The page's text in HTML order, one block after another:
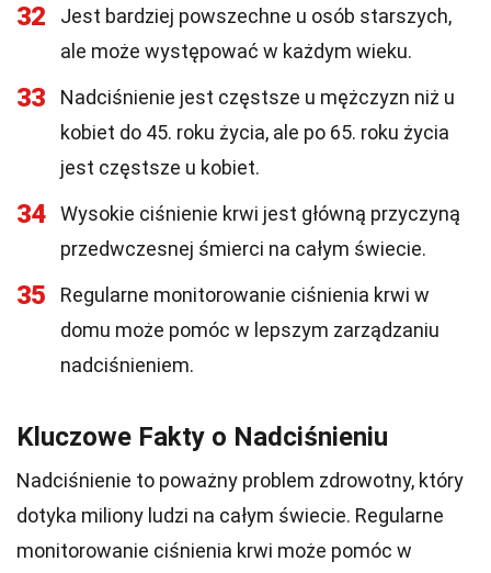
32
Jest bardziej powszechne u osób starszych,
ale może występować w każdym wieku.
33
Nadciśnienie jest częstsze u mężczyzn niż u
kobiet do 45. roku życia, ale po 65. roku życia
jest częstsze u kobiet.
34
Wysokie ciśnienie krwi jest główną przyczyną
przedwczesnej śmierci na całym świecie.
35
Regularne monitorowanie ciśnienia krwi w
domu może pomóc w lepszym zarządzaniu
nadciśnieniem.
Kluczowe Fakty o Nadciśnieniu
Nadciśnienie to poważny problem zdrowotny, który
dotyka miliony ludzi na całym świecie. Regularne
monitorowanie ciśnienia krwi może pomóc w